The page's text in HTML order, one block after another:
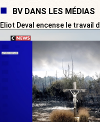
BV DANS LES MÉDIAS
Eliot Deval encense le travail